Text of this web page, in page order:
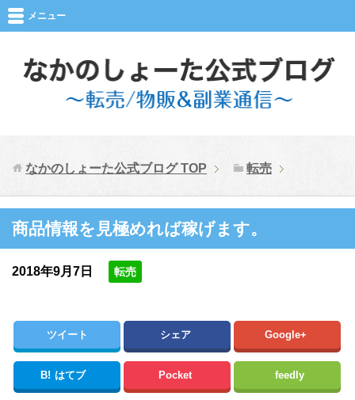
メニュー
なかのしょーた公式ブログTOP 転売
商品情報を見極めれば稼げます。
2018年9月7日 転売
ツイート シェア Google+
B! はてブ Pocket feedly